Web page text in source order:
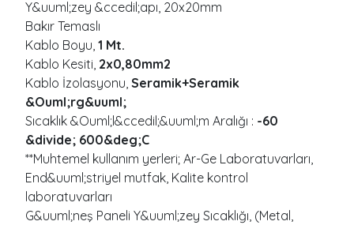
Y&uuml;zey &ccedil;apı, 20x20mm
Bakır Temaslı
Kablo Boyu, 1 Mt.
Kablo Kesiti, 2x0,80mm2
Kablo İzolasyonu, Seramik+Seramik
&Ouml;rg&uuml;
Sıcaklık &Ouml;l&ccedil;&uuml;m Aralığı : -60
&divide; 600&deg;C
**Muhtemel kullanım yerleri; Ar-Ge Laboratuvarları,
End&uuml;striyel mutfak, Kalite kontrol
laboratuvarları
G&uuml;neş Paneli Y&uuml;zey Sıcaklığı, (Metal,